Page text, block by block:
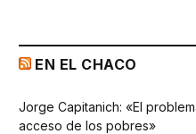
EN EL CHACO
Jorge Capitanich: «El
acceso de los pobres»